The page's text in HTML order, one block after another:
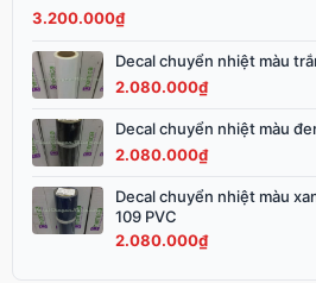
3.600.000₫.
3.200.000₫
là:
3.200.000₫.
Decal chuyển nhiệt màu
2.080.000₫
Decal chuyển nhiệt màu
2.080.000₫
Decal chuyển nhiệt màu
109 PVC
2.080.000₫